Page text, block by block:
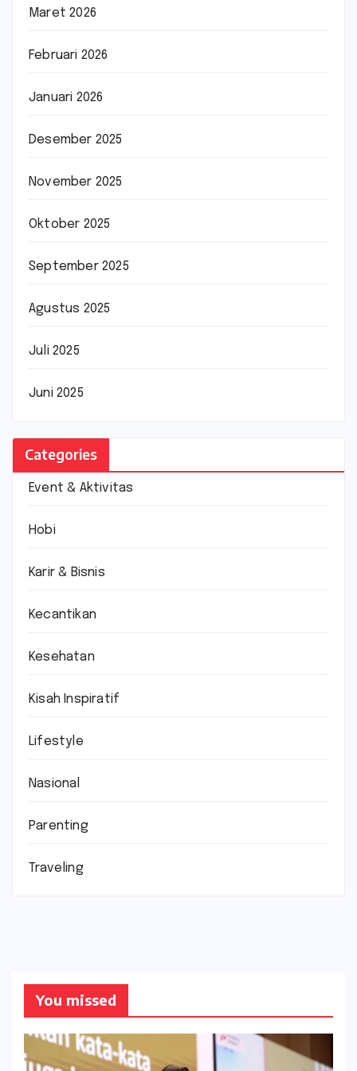
Maret 2026
Februari 2026
Januari 2026
Desember 2025
November 2025
Oktober 2025
September 2025
Agustus 2025
Juli 2025
Juni 2025
Categories
Event & Aktivitas
Hobi
Karir & Bisnis
Kecantikan
Kesehatan
Kisah Inspiratif
Lifestyle
Nasional
Parenting
Traveling
You missed